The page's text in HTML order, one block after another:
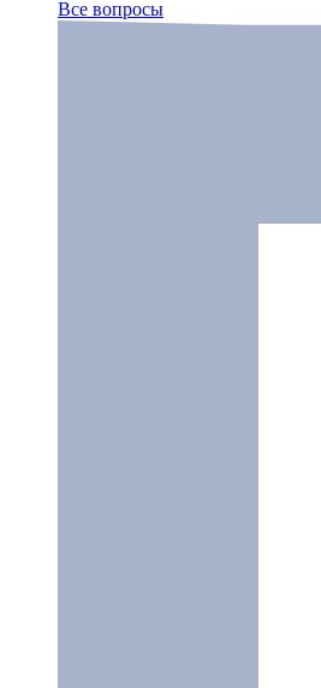
Все вопросы